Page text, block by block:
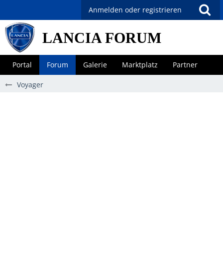
Anmelden oder registrieren
LANCIA FORUM
Portal Forum Galerie Marktplatz Partner
Voyager